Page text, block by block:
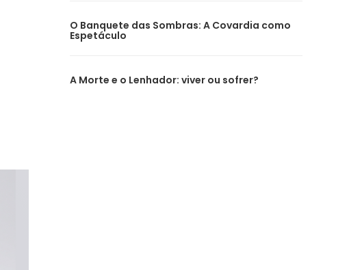
O Banquete das Sombras: A Covardia como
Espetáculo
A Morte e o Lenhador: viver ou sofrer?